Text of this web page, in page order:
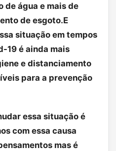
de água e mais de
de esgoto.E
situação em tempos
19 é ainda mais
e distanciamento
para a prevenção
essa situação é
com essa causa
mas é